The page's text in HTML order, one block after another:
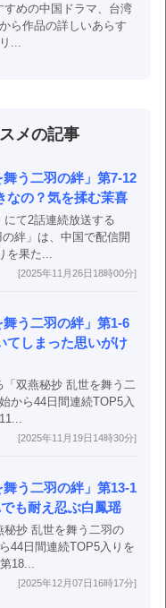
めの中国ドラマ、台湾
ら作品の詳しいあらす
...
メの記事
う二羽の絆」第7-12
なの？気を揉む茉喜
にて2話連続放送する
絆」は、中国で配信開
を果た...
[2025年11月26日18時00分]
う二羽の絆」第1-6
てしまった思いがけ
「双燕秘抄 乱世を舞う二
から44日間連続TOP5入
[2025年11月19日14時30分]
う二羽の絆」第13-1
も耐え忍ぶ白鳳瑶
秘抄 乱世を舞う二羽の
44日間連続TOP5入りを
18...
[2025年12月07日16時17分]